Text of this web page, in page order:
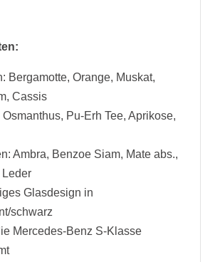
Bergamotte, Orange, Muskat,
Cassis
Osmanthus, Pu-Erh Tee, Aprikose,
Ambra, Benzoe Siam, Mate abs.,
Leder
Glasdesign in
schwarz
Mercedes-Benz S-Klasse